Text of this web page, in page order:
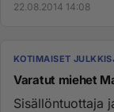
22.08.2014 14:08
KOTIMAISET
Varatut miehet
Sisällöntuottaja